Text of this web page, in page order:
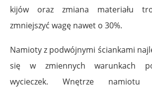
kijów oraz zmiana materiału
zmniejszyć wagę nawet o 30%.
Namioty z podwójnymi ściankami
się w zmiennych warunkach
wycieczek. Wnętrze namiotu